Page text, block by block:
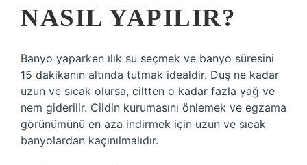
NASIL YAPILIR?
Banyo yaparken ılık su seçmek ve banyo süresini
15 dakikanın altında tutmak idealdir. Duş ne kadar
uzun ve sıcak olursa, ciltten o kadar fazla yağ ve
nem giderilir. Cildin kurumasını önlemek ve egzama
görünümünü en aza indirmek için uzun ve sıcak
banyolardan kaçınılmalıdır.